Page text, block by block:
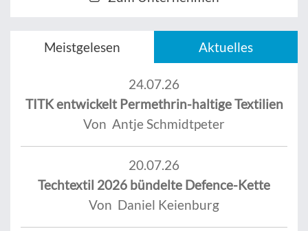
Meistgelesen Aktuelles
24.07.26
TITK entwickelt Permethrin-haltige Textilien
Von Antje Schmidtpeter
20.07.26
Techtextil 2026 bündelte Defence-Kette
Von Daniel Keienburg